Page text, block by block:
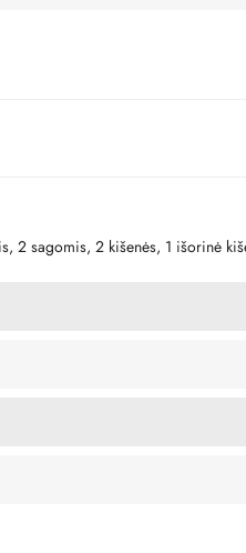
2 sagomis, 2 kišenės, 1 išorinė